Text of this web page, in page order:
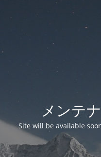
メンテ
Site will be available